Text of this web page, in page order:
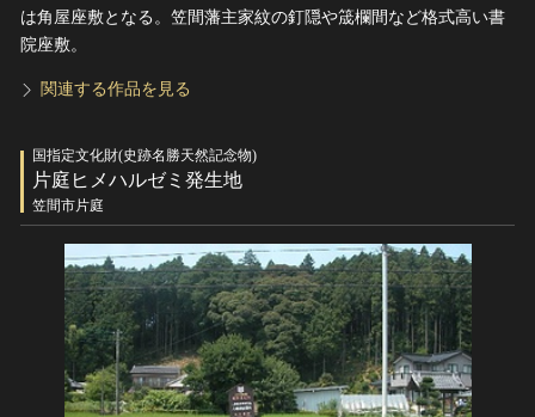
は角屋座敷となる。笠間藩主家紋の釘隠や筬欄間など格式高い書
院座敷。
関連する作品を見る
国指定文化財(史跡名勝天然記念物)
片庭ヒメハルゼミ発生地
笠間市片庭